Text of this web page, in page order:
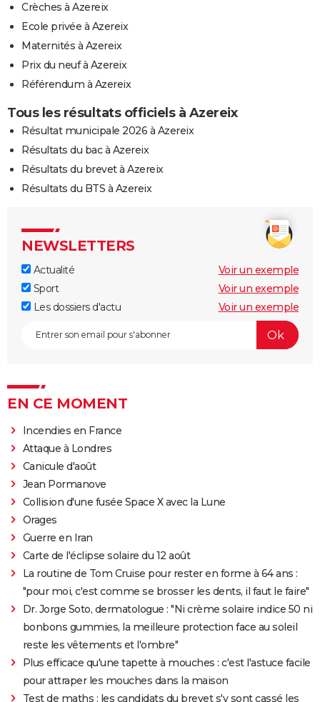
Crèches à Azereix
Ecole privée à Azereix
Maternités à Azereix
Prix du neuf à Azereix
Référendum à Azereix
Tous les résultats officiels à Azereix
Résultat municipale 2026 à Azereix
Résultats du bac à Azereix
Résultats du brevet à Azereix
Résultats du BTS à Azereix
NEWSLETTERS
Actualité
Voir un exemple
Sport
Voir un exemple
Les dossiers d'actu
Voir un exemple
EN CE MOMENT
Incendies en France
Attaque à Londres
Canicule d'août
Jean Pormanove
Collision d'une fusée Space X avec la Lune
Orages
Guerre en Iran
Carte de l'éclipse solaire du 12 août
La routine de Tom Cruise pour rester en forme à 64 ans :
"pour moi, c'est comme se brosser les dents, il faut le faire"
Dr. Jorge Soto, dermatologue : "Ni crème solaire indice 50 ni
bonbons gummies, la meilleure protection face au soleil
reste les vêtements et l'ombre"
Plus efficace qu'une tapette à mouches : c'est l'astuce facile
pour attraper les mouches dans la maison
Test de maths : les candidats du brevet s'y sont cassé les